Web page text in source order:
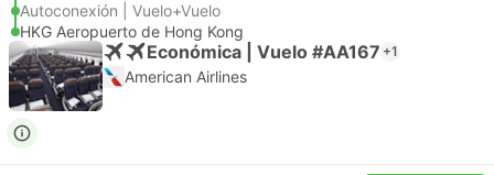
Autoconexión | Vuelo+Vuelo
HKG Aeropuerto de Hong Kong
Económica | Vuelo #AA167 +1
American Airlines